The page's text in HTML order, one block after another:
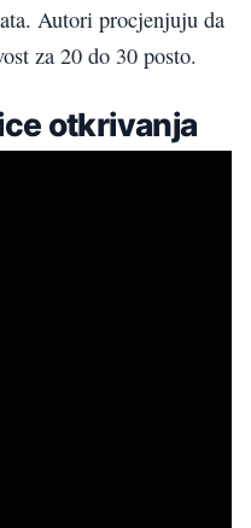
Autori procjenjuju da
za 20 do 30 posto.
otkrivanja